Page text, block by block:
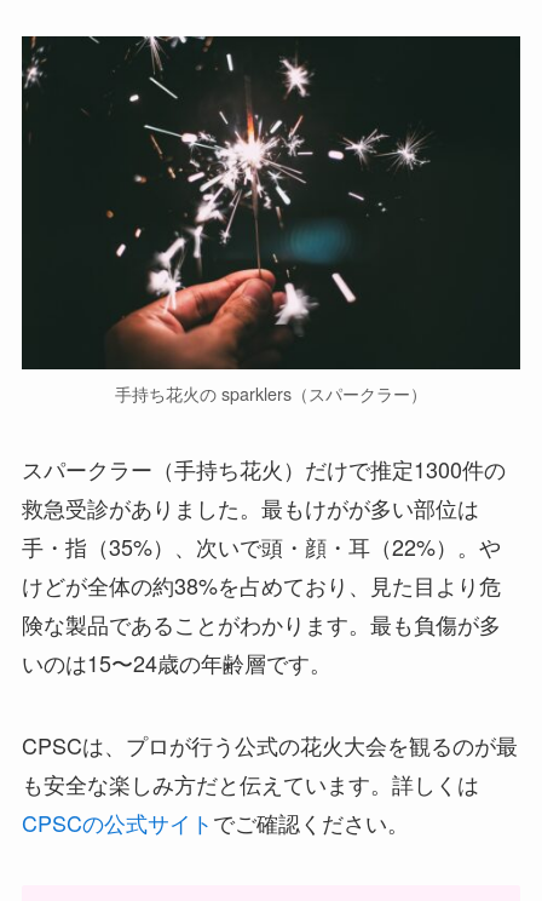
手持ち花火の sparklers（スパークラー）
スパークラー（手持ち花火）だけで推定1300件の
救急受診がありました。最もけがが多い部位は
手・指（35%）、次いで頭・顔・耳（22%）。や
けどが全体の約38%を占めており、見た目より危
険な製品であることがわかります。最も負傷が多
いのは15〜24歳の年齢層です。
CPSCは、プロが行う公式の花火大会を観るのが最
も安全な楽しみ方だと伝えています。詳しくは
CPSCの公式サイトでご確認ください。